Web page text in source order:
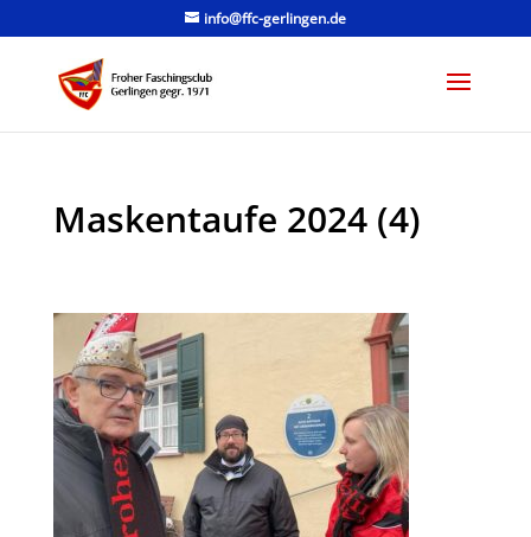
info@ffc-gerlingen.de
Maskentaufe 2024 (4)